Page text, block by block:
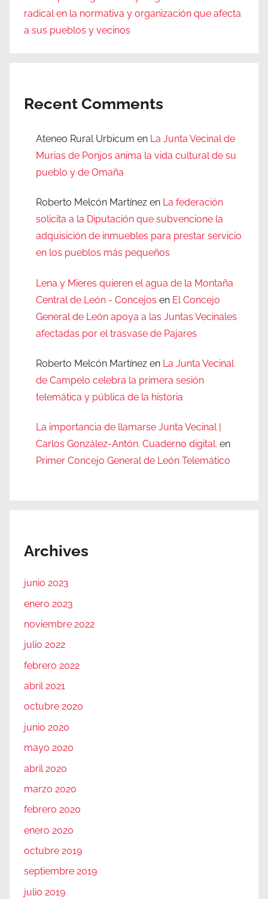
radical en la normativa y organización que afecta
a sus pueblos y vecinos
Recent Comments
Ateneo Rural Urbicum en La Junta Vecinal de
Murias de Ponjos anima la vida cultural de su
pueblo y de Omaña
Roberto Melcón Martínez en La federación
solicita a la Diputación que subvencione la
adquisición de inmuebles para prestar servicio
en los pueblos más pequeños
Lena y Mieres quieren el agua de la Montaña
Central de León - Concejos en El Concejo
General de León apoya a las Juntas Vecinales
afectadas por el trasvase de Pajares
Roberto Melcón Martínez en La Junta Vecinal
de Campelo celebra la primera sesión
telemática y pública de la historia
La importancia de llamarse Junta Vecinal |
Carlos González-Antón. Cuaderno digital. en
Primer Concejo General de León Telemático
Archives
junio 2023
enero 2023
noviembre 2022
julio 2022
febrero 2022
abril 2021
octubre 2020
junio 2020
mayo 2020
abril 2020
marzo 2020
febrero 2020
enero 2020
octubre 2019
septiembre 2019
julio 2019